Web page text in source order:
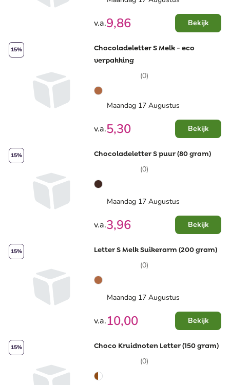
v.a.9,86 Bekijk
15%
Chocoladeletter S Melk - eco
verpakking
(0)
Maandag 17 Augustus
v.a.5,30 Bekijk
15% Chocoladeletter S puur (80 gram)
(0)
Maandag 17 Augustus
v.a.3,96 Bekijk
15% Letter S Melk Suikerarm (200 gram)
(0)
Maandag 17 Augustus
v.a.10,00 Bekijk
15% Choco Kruidnoten Letter (150 gram)
(0)